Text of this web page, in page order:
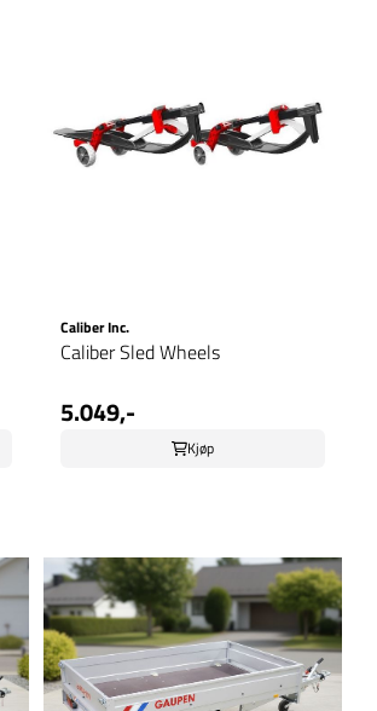
Caliber Inc.
Caliber Sled Wheels
5.049,-
Kjøp